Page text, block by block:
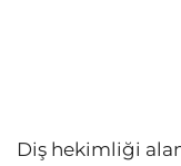
Diş hekimliği